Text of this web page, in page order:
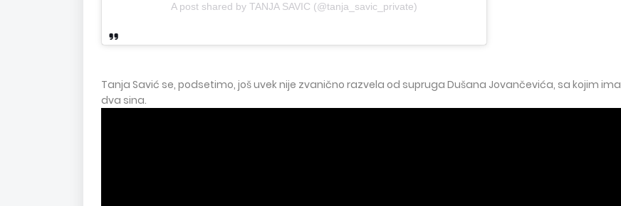
A post shared by TANJA SAVIC (@tanja_savic_private)
Tanja Savić se, podsetimo, još uvek nije zvanično razvela od supruga Dušana Jovančevića, sa kojim ima
dva sina.